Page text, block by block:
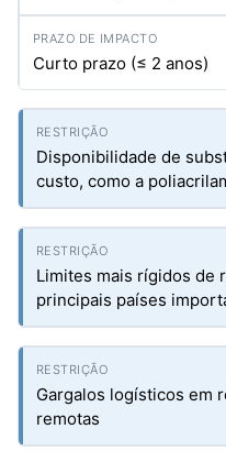
Curto prazo (≤ 2 anos)
Disponibilidade de
custo, como a
Limites mais rígidos de
principais países
Gargalos logísticos em
remotas